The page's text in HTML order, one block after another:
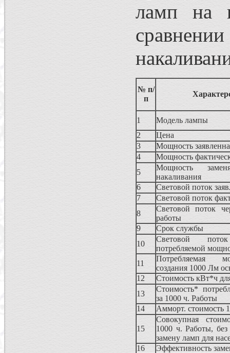
ламп на
№ п/
п
1
Модель лампы
2
Цена
3
Мощность
4
Мощность
5
Мощность
накаливания
6
Световой поток
7
Световой поток
8
Световой поток
работы
9
Срок службы
10
Световой
потребляемой
11
Потребляемая
создания 1000 Лм
12
Стоимость кВт*ч
13
Стоимость*
за 1000 ч. Работы
14
Амморт. стоимость
15
Совокупная
1000 ч. Работы, без
замену ламп для
16
Эффективность